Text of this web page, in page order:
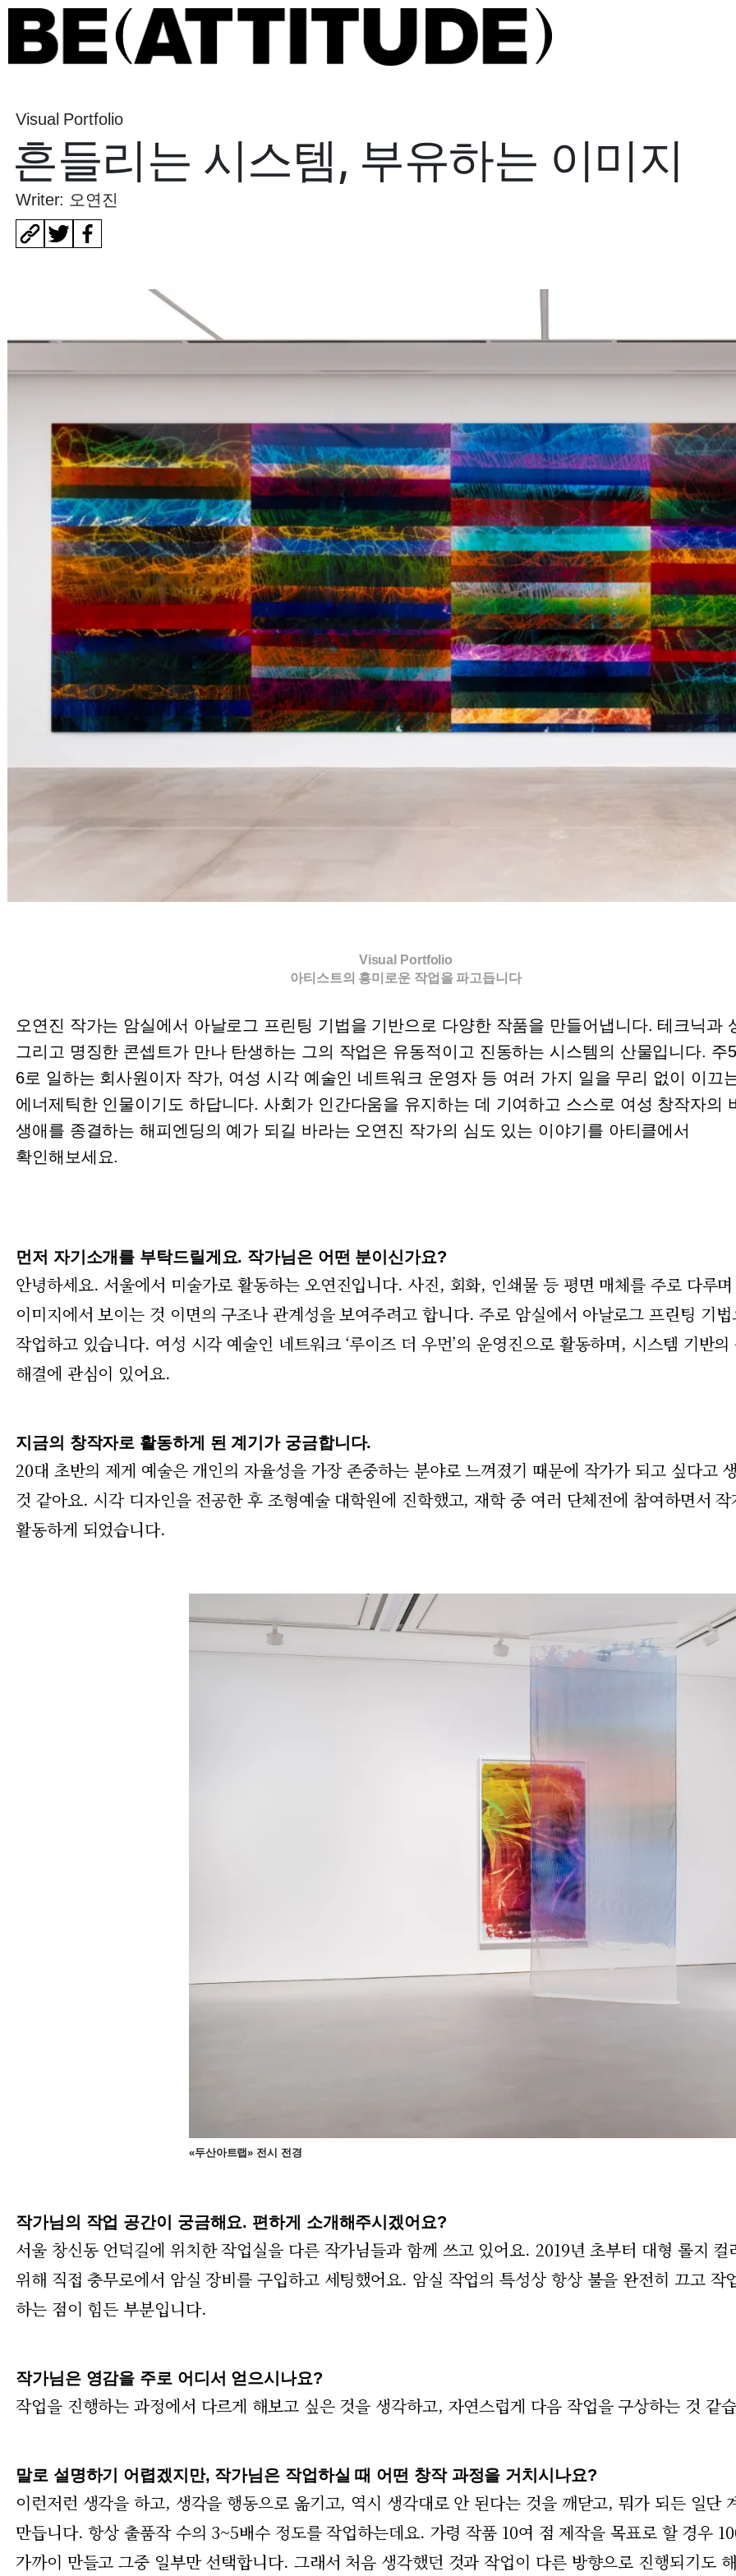
Visual Portfolio
흔들리는 시스템, 부유하는 이미지
Writer: 오연진
Visual Portfolio
아티스트의 흥미로운 작업을 파고듭니다
오연진 작가는 암실에서 아날로그 프린팅 기법을 기반으로 다양한 작품을 만들어냅니다. 테크닉과
그리고 명징한 콘셉트가 만나 탄생하는 그의 작업은 유동적이고 진동하는 시스템의 산물입니다. 주
6로 일하는 회사원이자 작가, 여성 시각 예술인 네트워크 운영자 등 여러 가지 일을 무리 없이 이끄
에너제틱한 인물이기도 하답니다. 사회가 인간다움을 유지하는 데 기여하고 스스로 여성 창작자의
생애를 종결하는 해피엔딩의 예가 되길 바라는 오연진 작가의 심도 있는 이야기를 아티클에서
확인해보세요.
먼저 자기소개를 부탁드릴게요. 작가님은 어떤 분이신가요?
안녕하세요. 서울에서 미술가로 활동하는 오연진입니다. 사진, 회화, 인쇄물 등 평면 매체를 주로 다루며
이미지에서 보이는 것 이면의 구조나 관계성을 보여주려고 합니다. 주로 암실에서 아날로그 프린팅 기법
작업하고 있습니다. 여성 시각 예술인 네트워크 ‘루이즈 더 우먼’의 운영진으로 활동하며, 시스템 기반의
해결에 관심이 있어요.
지금의 창작자로 활동하게 된 계기가 궁금합니다.
20대 초반의 제게 예술은 개인의 자율성을 가장 존중하는 분야로 느껴졌기 때문에 작가가 되고 싶다고
것 같아요. 시각 디자인을 전공한 후 조형예술 대학원에 진학했고, 재학 중 여러 단체전에 참여하면서 작
활동하게 되었습니다.
«두산아트랩» 전시 전경
작가님의 작업 공간이 궁금해요. 편하게 소개해주시겠어요?
서울 창신동 언덕길에 위치한 작업실을 다른 작가님들과 함께 쓰고 있어요. 2019년 초부터 대형 롤지 컬
위해 직접 충무로에서 암실 장비를 구입하고 세팅했어요. 암실 작업의 특성상 항상 불을 완전히 끄고 작
하는 점이 힘든 부분입니다.
작가님은 영감을 주로 어디서 얻으시나요?
작업을 진행하는 과정에서 다르게 해보고 싶은 것을 생각하고, 자연스럽게 다음 작업을 구상하는 것 같
말로 설명하기 어렵겠지만, 작가님은 작업하실 때 어떤 창작 과정을 거치시나요?
이런저런 생각을 하고, 생각을 행동으로 옮기고, 역시 생각대로 안 된다는 것을 깨닫고, 뭐가 되든 일단
만듭니다. 항상 출품작 수의 3~5배수 정도를 작업하는데요. 가령 작품 10여 점 제작을 목표로 할 경우
가까이 만들고 그중 일부만 선택합니다. 그래서 처음 생각했던 것과 작업이 다른 방향으로 진행되기도